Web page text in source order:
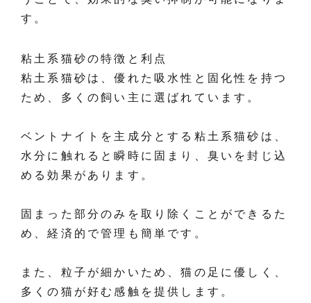
す。
粘土系猫砂の特徴と利点
粘土系猫砂は、優れた吸水性と固化性を持つ
ため、多くの飼い主に選ばれています。
ベントナイトを主成分とする粘土系猫砂は、
水分に触れると瞬時に固まり、臭いを封じ込
める効果があります。
固まった部分のみを取り除くことができるた
め、経済的で管理も簡単です。
また、粒子が細かいため、猫の足に優しく、
多くの猫が好む感触を提供します。